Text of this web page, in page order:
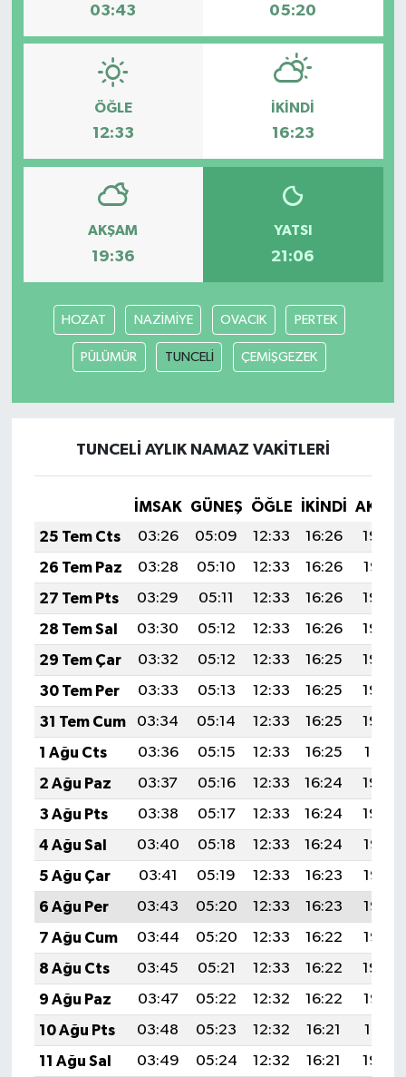
03:43 05:20
ÖĞLE
12:33
İKINDI
16:23
AKŞAM
19:36
YATSI
21:06
HOZAT NAZİMİYE OVACIK PERTEK
PÜLÜMÜR TUNCELİ ÇEMİŞGEZEK
TUNCELİ AYLIK NAMAZ VAKITLERI
İMSAK GÜNEŞ ÖĞLE İKINDI
25 Tem Cts
03:26 05:09 12:33 16:26
19:48
26 Tem Paz
03:28 05:10 12:33 16:26
19:47
27 Tem Pts
03:29 05:11 12:33 16:26
19:46
28 Tem Sal
03:30 05:12 12:33 16:26
19:45
29 Tem Çar
03:32 05:12 12:33 16:25
19:44
30 Tem Per
03:33 05:13 12:33 16:25
19:43
31 Tem Cum
03:34 05:14 12:33 16:25
19:42
1 Ağu Cts
03:36 05:15 12:33 16:25
19:41
2 Ağu Paz
03:37 05:16 12:33 16:24
19:40
3 Ağu Pts
03:38 05:17 12:33 16:24
19:39
4 Ağu Sal
03:40 05:18 12:33 16:24
19:38
5 Ağu Çar
03:41 05:19 12:33 16:23
19:37
6 Ağu Per
03:43 05:20 12:33 16:23
19:36
7 Ağu Cum
03:44 05:20 12:33 16:22
19:35
8 Ağu Cts
03:45 05:21 12:33 16:22
19:34
9 Ağu Paz
03:47 05:22 12:32 16:22
19:33
10 Ağu Pts
03:48 05:23 12:32 16:21
19:31
11 Ağu Sal
03:49 05:24 12:32 16:21
19:30